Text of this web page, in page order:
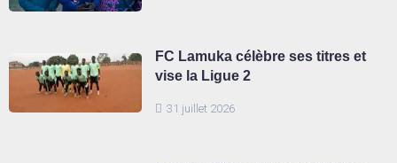
31 juillet 2026
FC Lamuka célèbre ses titres et
vise la Ligue 2